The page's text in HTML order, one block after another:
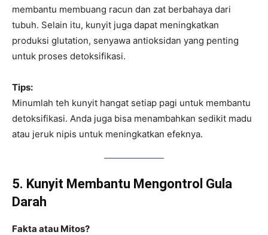
membantu membuang racun dan zat berbahaya dari
tubuh. Selain itu, kunyit juga dapat meningkatkan
produksi glutation, senyawa antioksidan yang penting
untuk proses detoksifikasi.
Tips:
Minumlah teh kunyit hangat setiap pagi untuk membantu
detoksifikasi. Anda juga bisa menambahkan sedikit madu
atau jeruk nipis untuk meningkatkan efeknya.
5. Kunyit Membantu Mengontrol Gula
Darah
Fakta atau Mitos?